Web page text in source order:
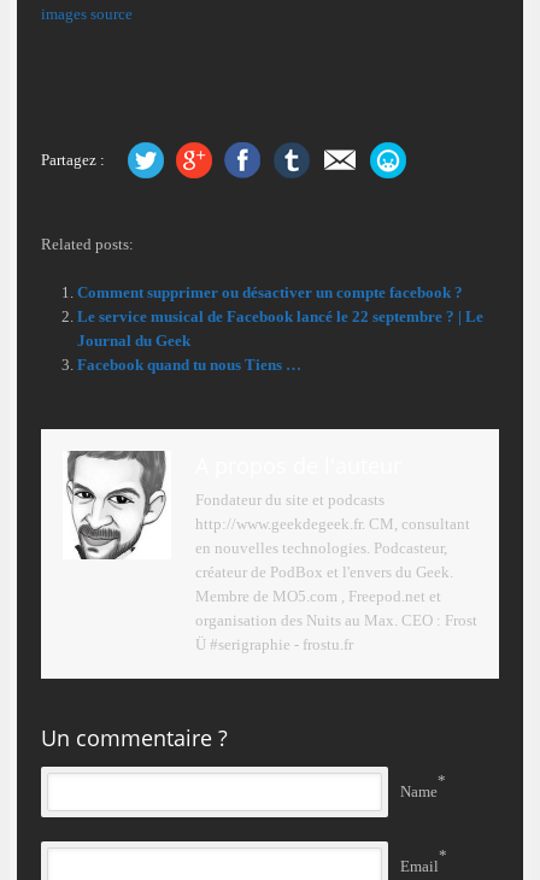
images source
Partagez :
Related posts:
Comment supprimer ou désactiver un compte facebook ?
Le service musical de Facebook lancé le 22 septembre ? | Le
Journal du Geek
Facebook quand tu nous Tiens …
Fondateur du site et podcasts
http://www.geekdegeek.fr. CM, consultant
en nouvelles technologies. Podcasteur,
créateur de PodBox et l'envers du Geek.
Membre de MO5.com , Freepod.net et
organisation des Nuits au Max. CEO : Frost
Ü #serigraphie - frostu.fr
Un commentaire ?
Name
*
Email
*